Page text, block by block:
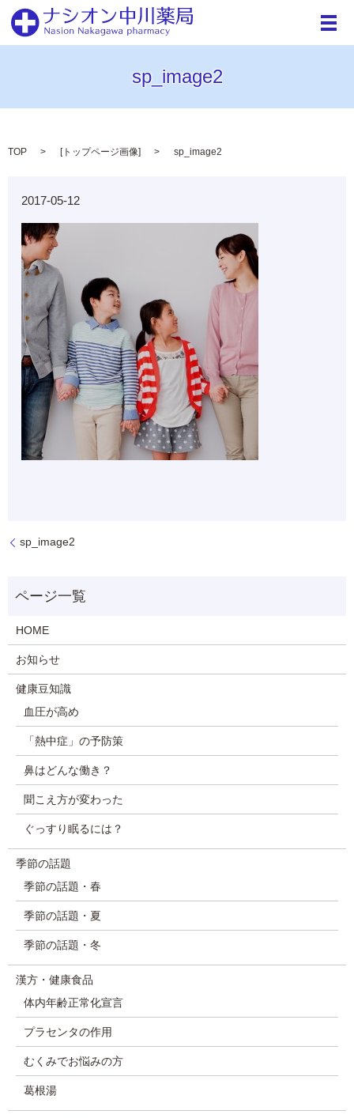
メ
sp_image2
TOP [トップページ画像] sp_image2
2017-05-12
sp_image2
HOME
お知らせ
健康豆知識
血圧が高め
「熱中症」の予防策
鼻はどんな働き？
聞こえ方が変わった
ぐっすり眠るには？
季節の話題
季節の話題・春
季節の話題・夏
季節の話題・冬
漢方・健康食品
体内年齢正常化宣言
プラセンタの作用
むくみでお悩みの方
葛根湯